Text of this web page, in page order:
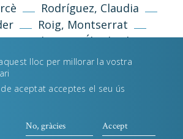
Rodríguez, Claudia
Roig, Montserrat
Roudinesco, Élisabeth
Ruști, Doina
Safo
Sant-Celoni i
Nathalie
Satrapi, Marjane
lloc per millorar la vostra
aceptat acceptes el seu ús
Accept
No, gràcies